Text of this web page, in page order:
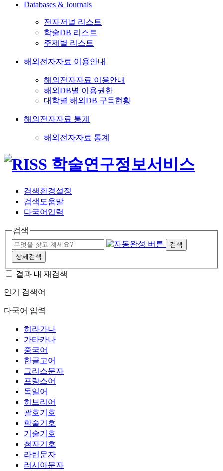
Databases & Journals
전자저널 리스트
학술DB 리스트
주제별 리스트
해외전자자료 이용안내
해외전자자료 이용안내
해외DB별 이용권한
대학별 해외DB 구독현황
해외전자자료 통계
해외전자자료 통계
검색환경설정
검색도움말
다국어입력
검색
검색
상세검색
결과 내 재검색
인기 검색어
다국어 입력
히라가나
가타카나
중국어
한글고어
그리스문자
프랑스어
독일어
히브리어
괄호기호
학술기호
기술기호
첨자기호
라틴문자
러시아문자